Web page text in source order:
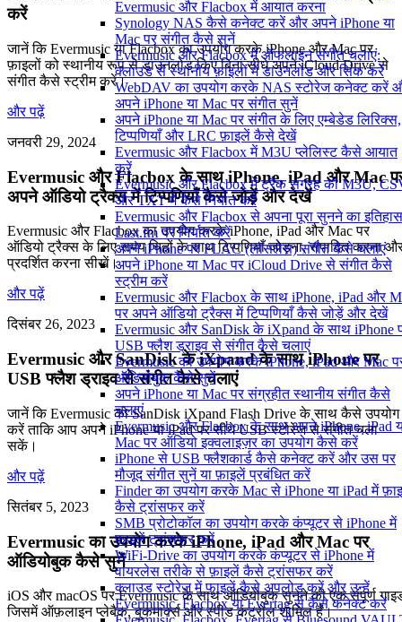
Evermusic और Flacbox में आयात करना
Synology NAS कैसे कनेक्ट करें और अपने iPhone या
Mac पर संगीत कैसे सुनें
Evermusic और Flacbox में ऑफलाइन संगीत चलाएं:
क्लाउड से स्थानीय फ़ाइलों में डाउनलोड और सिंक करें
WebDAV का उपयोग करके NAS स्टोरेज कनेक्ट करें
अपने iPhone या Mac पर संगीत सुनें
अपने iPhone या Mac पर संगीत के लिए एम्बेडेड लिरिक्स,
टिप्पणियाँ और LRC फ़ाइलें कैसे देखें
Evermusic और Flacbox में M3U प्लेलिस्ट कैसे आयात
करें
Evermusic और Flacbox में ट्रैक संग्रह को M3U,
और TXT में कैसे निर्यात करें
Evermusic और Flacbox से अपना पूरा सुनने का इतिहास
Last.fm पर निर्यात करें
अपने iPhone पर FLAC (लॉसलेस) संगीत कैसे चलाएं
अपने iPhone या Mac पर iCloud Drive से संगीत कैसे
स्ट्रीम करें
Evermusic और Flacbox के साथ iPhone, iPad और
पर अपने ऑडियो ट्रैक्स में टिप्पणियाँ कैसे जोड़ें और देखें
Evermusic और SanDisk के iXpand के साथ iPhone
USB फ्लैश ड्राइव से संगीत कैसे चलाएं
Evermusic का उपयोग करके iPhone, iPad और Mac
ऑडियोबुक कैसे सुनें
अपने iPhone या Mac पर संग्रहीत स्थानीय संगीत कैसे
चलाएं
Evermusic और Flacbox के साथ अपने iPhone, iPad
Mac पर ऑडियो इक्वलाइज़र का उपयोग कैसे करें
iPhone से USB फ्लैशकार्ड कैसे कनेक्ट करें और उस पर
मौजूद संगीत सुनें या फ़ाइलें प्रबंधित करें
Finder का उपयोग करके Mac से iPhone या iPad में
कैसे ट्रांसफर करें
SMB प्रोटोकॉल का उपयोग करके कंप्यूटर से iPhone में
फ़ाइलें ट्रांसफर करें
WiFi-Drive का उपयोग करके कंप्यूटर से iPhone में
वायरलेस तरीके से फ़ाइलें कैसे ट्रांसफर करें
क्लाउड स्टोरेज में फाइलें कैसे अपलोड करें और उन्हें
Evermusic, Flacbox या Evertag से कैसे कनेक्ट करें
करें
जानें कि Evermusic या Flacbox का उपयोग करके iPhone और Mac पर
फ़ाइलों को स्थानीय रूप से डाउनलोड किए बिना सीधे अपने iCloud Drive से
संगीत कैसे स्ट्रीम करें।
और पढ़ें
जनवरी 29, 2024
Evermusic और Flacbox के साथ iPhone, iPad और Mac
अपने ऑडियो ट्रैक्स में टिप्पणियाँ कैसे जोड़ें और देखें
Evermusic और Flacbox का उपयोग करके iPhone, iPad और Mac पर
ऑडियो ट्रैक्स के लिए समय चिह्नों के साथ टिप्पणियाँ जोड़ना, संपादित करना
प्रदर्शित करना सीखें।
और पढ़ें
दिसंबर 26, 2023
Evermusic और SanDisk के iXpand के साथ iPhone पर
USB फ्लैश ड्राइव से संगीत कैसे चलाएं
जानें कि Evermusic को SanDisk iXpand Flash Drive के साथ कैसे उपयोग
करें ताकि आप अपने iPhone या iPad पर सीधे USB स्टोरेज से संगीत चला
सकें।
और पढ़ें
सितंबर 5, 2023
Evermusic का उपयोग करके iPhone, iPad और Mac पर
ऑडियोबुक कैसे सुनें
iOS और macOS पर Evermusic के साथ ऑडियोबुक सुनने की एक संपूर्ण
जिसमें ऑफ़लाइन प्लेबैक, बुकमार्क्स और स्पीड कंट्रोल शामिल हैं।